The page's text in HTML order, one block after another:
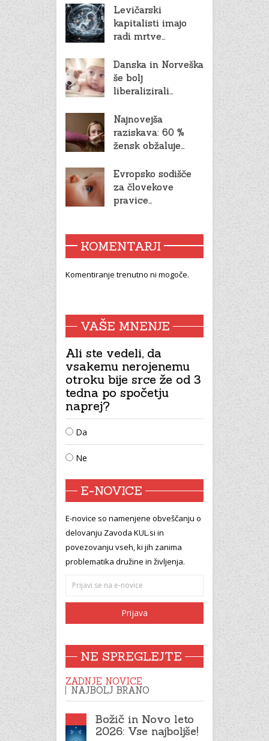
Levičarski
kapitalisti imajo
radi mrtve…
Danska in Norveška
še bolj
liberalizirali…
Najnovejša
raziskava: 60 %
žensk obžaluje…
Evropsko sodišče
za človekove
pravice…
KOMENTARJI
Komentiranje trenutno ni mogoče.
VAŠE MNENJE
Ali ste vedeli, da
vsakemu nerojenemu
otroku bije srce že od 3
tedna po spočetju
naprej?
Da
Ne
E-NOVICE
E-novice so namenjene obveščanju o
delovanju Zavoda KUL.si in
povezovanju vseh, ki jih zanima
problematika družine in življenja.
NE SPREGLEJTE
ZADNJE NOVICE
NAJBOLJ BRANO
Božič in Novo leto
2026: Vse najboljše!